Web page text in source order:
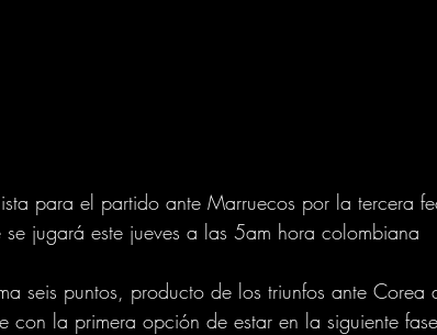
para el partido ante Marruecos por la tercera
jugará este jueves a las 5am hora colombiana
seis puntos, producto de los triunfos ante Corea
con la primera opción de estar en la siguiente